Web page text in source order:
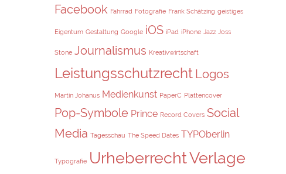
Facebook Fahrrad Fotografie Frank Schätzing geistiges
Eigentum Gestaltung Google iOS iPad iPhone Jazz Joss
Stone Journalismus Kreativwirtschaft
Leistungsschutzrecht Logos
Martin Johanus Medienkunst PaperC Plattencover
Pop-Symbole Prince Record Covers Social
Media Tagesschau The Speed Dates TYPOberlin
Typografie UrheberrechtVerlage